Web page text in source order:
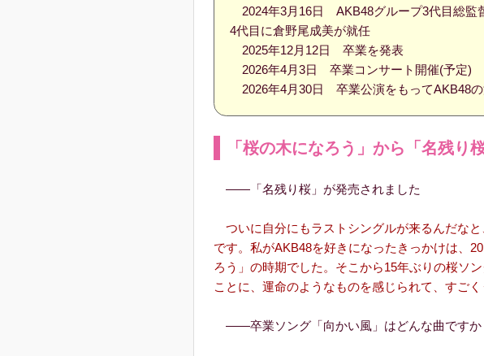
2024年3月16日 AKB48グループ3代目総監
4代目に倉野尾成美が就任
2025年12月12日 卒業を発表
2026年4月3日 卒業コンサート開催(予定)
2026年4月30日 卒業公演をもってAKB48の
「桜の木になろう」から「名残り
――「名残り桜」が発売されました
ついに自分にもラストシングルが来るんだな
です。私がAKB48を好きになったきっかけは、
ろう」の時期でした。そこから15年ぶりの桜ソ
ことに、運命のようなものを感じられて、すごく
――卒業ソング「向かい風」はどんな曲ですか